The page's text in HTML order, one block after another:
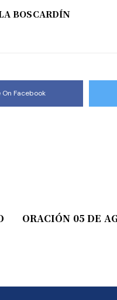
BOSCARDÍN
On Facebook
ORACIÓN 05 DE